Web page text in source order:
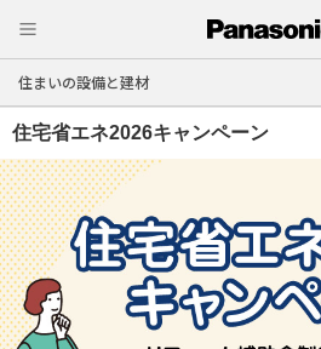
住まいの設備と建材
住宅省エネ2026キャンペーン